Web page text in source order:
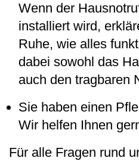
Wenn der
installiert wird,
Ruhe, wie alles
dabei sowohl das
auch den tragbaren
Sie haben einen
Wir helfen Ihnen
Für alle Fragen rund